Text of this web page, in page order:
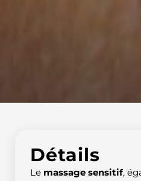
Détails
Le massage sensitif,